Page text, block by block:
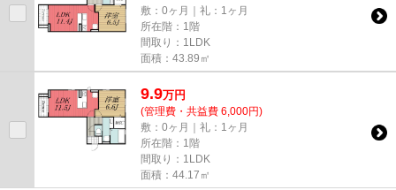
敷：0ヶ月｜礼：1ヶ月
所在階：1階
間取り：1LDK
面積：43.89㎡
9.9万円
(管理費・共益費 6,000円)
敷：0ヶ月｜礼：1ヶ月
所在階：1階
間取り：1LDK
面積：44.17㎡